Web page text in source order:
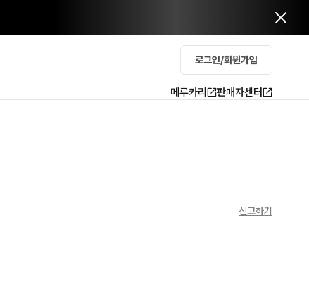
로그인/회원가입
메루카리 판매자센터
신고하기